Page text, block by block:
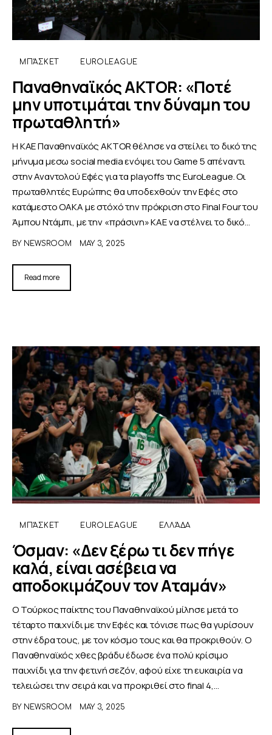
ΜΠΆΣΚΕΤ EUROLEAGUE
Παναθηναϊκός AKTOR: «Ποτέ
μην υποτιμάται την δύναμη του
πρωταθλητή»
Η ΚΑΕ Παναθηναϊκός AKTOR θέλησε να στείλει το δικό της
μήνυμα μεσω social media ενόψει του Game 5 απέναντι
στην Αναντολού Εφές για τα playoffs της EuroLeague. Oι
πρωταθλητές Ευρώπης θα υποδεχθούν την Εφές στο
κατάμεστο ΟΑΚΑ με στόχό την πρόκριση στο Final Four του
Άμπου Ντάμπι, με την «πράσινη» ΚΑΕ να στέλνει το δικό…
BY NEWSROOM MAY 3, 2025
Read more
ΜΠΆΣΚΕΤ EUROLEAGUE ΕΛΛΆΔΑ
Όσμαν: «Δεν ξέρω τι δεν πήγε
καλά, είναι ασέβεια να
αποδοκιμάζουν τον Αταμάν»
Ο Τούρκος παίκτης του Παναθηναϊκού μίλησε μετά το
τέταρτο παιχνίδι με την Εφές και τόνισε πως θα γυρίσουν
στην έδρα τους, με τον κόσμο τους και θα προκριθούν. Ο
Παναθηναϊκός χθες βράδυ έδωσε ένα πολύ κρίσιμο
παιχνίδι για την φετινή σεζόν, αφού είχε τη ευκαιρία να
τελειώσει την σειρά και να προκριθεί στο final 4,…
BY NEWSROOM MAY 3, 2025